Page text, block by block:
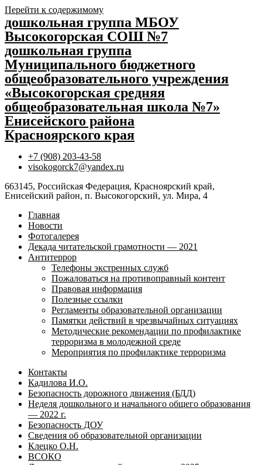
Перейти к содержимому
дошкольная группа МБОУ
Высокогорская СОШ №7
дошкольная группа
Муниципального бюджетного
общеобразовательного учреждения
«Высокогорская средняя
общеобразовательная школа №7»
Енисейского района
Красноярского края
+7 (908) 203-43-58
visokogorck7@yandex.ru
663145, Российская Федерация, Красноярский край,
Енисейский район, п. Высокогорский, ул. Мира, 4
Главная
Новости
Фотогалерея
Декада читательской грамотности — 2021
Антитеррор
Телефоны экстренных служб
Пожаловаться на противоправный контент
Правовая информация
Полезные ссылки
Регламенты образовательной организации
Памятки действий в чрезвычайных ситуациях
Методические рекомендации по профилактике
терроризма в молодежной среде
Мероприятия по профилактике терроризма
Контакты
Кадилова И.О.
Безопасность дорожного движения (БДД)
Неделя дошкольного и начального общего образования
— 2022 г.
Безопасность ДОУ
Сведения об образовательной организации
Клецко О.Н.
ВСОКО